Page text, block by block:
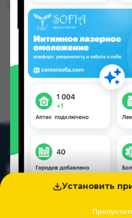
Установить